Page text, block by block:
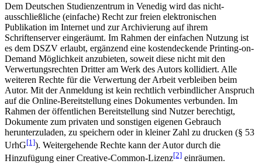
Dem Deutschen Studienzentrum in Venedig wird das nicht-
ausschließliche (einfache) Recht zur freien elektronischen
Publikation im Internet und zur Archivierung auf ihrem
Schriftenserver eingeräumt. Im Rahmen der einfachen Nutzung ist
es dem DSZV erlaubt, ergänzend eine kostendeckende Printing-on-
Demand Möglichkeit anzubieten, soweit diese nicht mit den
Verwertungsrechten Dritter am Werk des Autors kollidiert. Alle
weiteren Rechte für die Verwertung der Arbeit verbleiben beim
Autor. Mit der Anmeldung ist kein rechtlich verbindlicher Anspruch
auf die Online-Bereitstellung eines Dokumentes verbunden. Im
Rahmen der öffentlichen Bereitstellung sind Nutzer berechtigt,
Dokumente zum privaten und sonstigen eigenen Gebrauch
herunterzuladen, zu speichern oder in kleiner Zahl zu drucken (§ 53
UrhG[1]). Weitergehende Rechte kann der Autor durch die
Hinzufügung einer Creative-Common-Lizenz[2] einräumen.